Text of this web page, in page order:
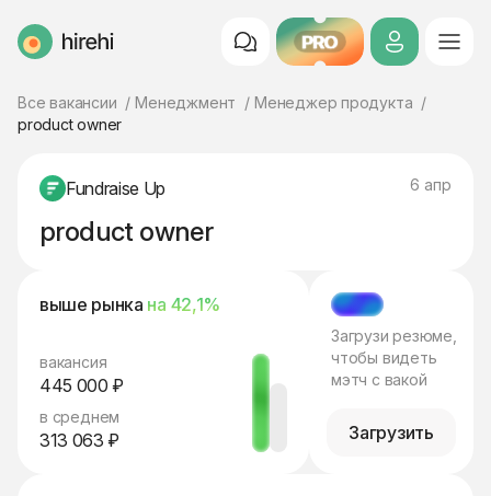
HireHi PRO
Все вакансии Менеджмент
Менеджер продукта
product owner
Fundraise Up 6 апр
product owner
выше рынка на 42,1%
вакансия
445 000 ₽
в среднем
313 063 ₽
МЭТЧ
Загрузи резюме,
чтобы видеть
мэтч с вакой
Загрузить